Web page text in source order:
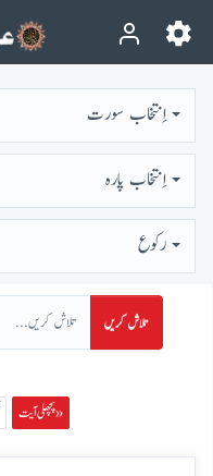
اِنتخاب سورت
اِنتخاب پارہ
رُكوع
تلاش کریں
پچھلی آیت »